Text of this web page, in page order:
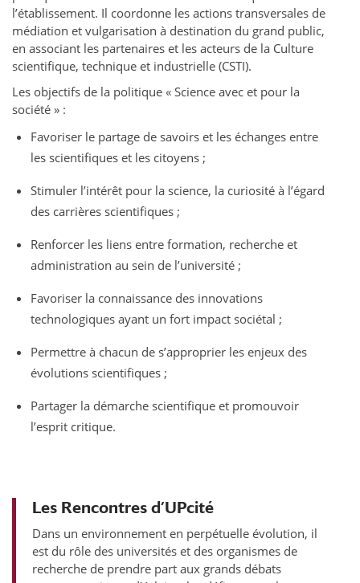
l’établissement. Il coordonne les actions transversales de
médiation et vulgarisation à destination du grand public,
en associant les partenaires et les acteurs de la Culture
scientifique, technique et industrielle (CSTI).
Les objectifs de la politique « Science avec et pour la
société » :
Favoriser le partage de savoirs et les échanges entre
les scientifiques et les citoyens ;
Stimuler l’intérêt pour la science, la curiosité à l’égard
des carrières scientifiques ;
Renforcer les liens entre formation, recherche et
administration au sein de l’université ;
Favoriser la connaissance des innovations
technologiques ayant un fort impact sociétal ;
Permettre à chacun de s’approprier les enjeux des
évolutions scientifiques ;
Partager la démarche scientifique et promouvoir
l’esprit critique.
Les Rencontres d’UPcité
Dans un environnement en perpétuelle évolution, il
est du rôle des universités et des organismes de
recherche de prendre part aux grands débats